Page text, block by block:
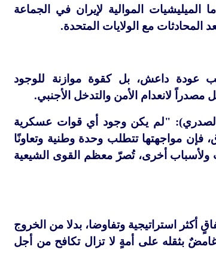
الموالية لإيران في الجماعة
المحادثات مع الولايات المتحدة.
عودة داعش، بل كقوة موازنة للوجود
مصدراً لانعدام الأمن والتدخل الأجنبي.
الصدري): "لم يكن وجود أي قوات عسكرية
فإن مواجهتها تتطلب وحدة وطنية وتعاونًا
ولأسباب أخرى، تُصرّ معظم القوى الشيعية
أكثر استراتيجية وتفاوضا، بدلا من الخروج
بثقله على أمةٍ لا تزال تكافح من أجل